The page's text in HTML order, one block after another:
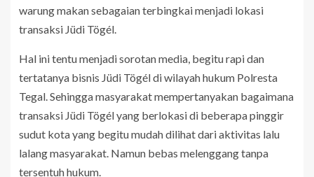
warung makan sebagaian terbingkai menjadi lokasi
transaksi Jüdi Tögél.
Hal ini tentu menjadi sorotan media, begitu rapi dan
tertatanya bisnis Jüdi Tögél di wilayah hukum Polresta
Tegal. Sehingga masyarakat mempertanyakan bagaimana
transaksi Jüdi Tögél yang berlokasi di beberapa pinggir
sudut kota yang begitu mudah dilihat dari aktivitas lalu
lalang masyarakat. Namun bebas melenggang tanpa
tersentuh hukum.